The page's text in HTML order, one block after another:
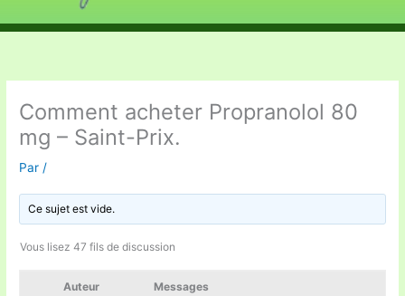
Comment acheter Propranolol 80
mg – Saint-Prix.
Par /
Ce sujet est vide.
Vous lisez 47 fils de discussion
Auteur Messages